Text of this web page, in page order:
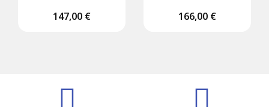
147,00 € 166,00 €